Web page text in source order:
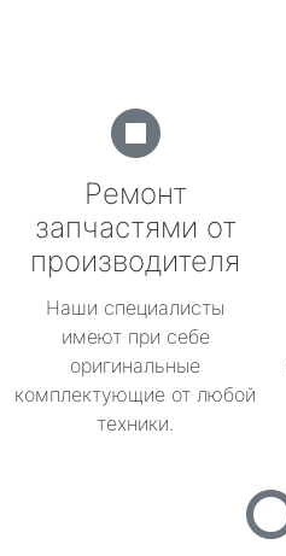
Ремонт
запчастями от
производителя
Наши специалисты
имеют при себе
оригинальные
комплектующие от любой
техники.